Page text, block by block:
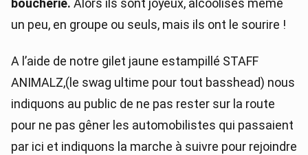
un peu, en groupe ou seuls, mais ils ont le sourire !
A l’aide de notre gilet jaune estampillé STAFF
ANIMALZ,(le swag ultime pour tout basshead) nous
indiquons au public de ne pas rester sur la route
pour ne pas gêner les automobilistes qui passaient
par ici et indiquons la marche à suivre pour rejoindre